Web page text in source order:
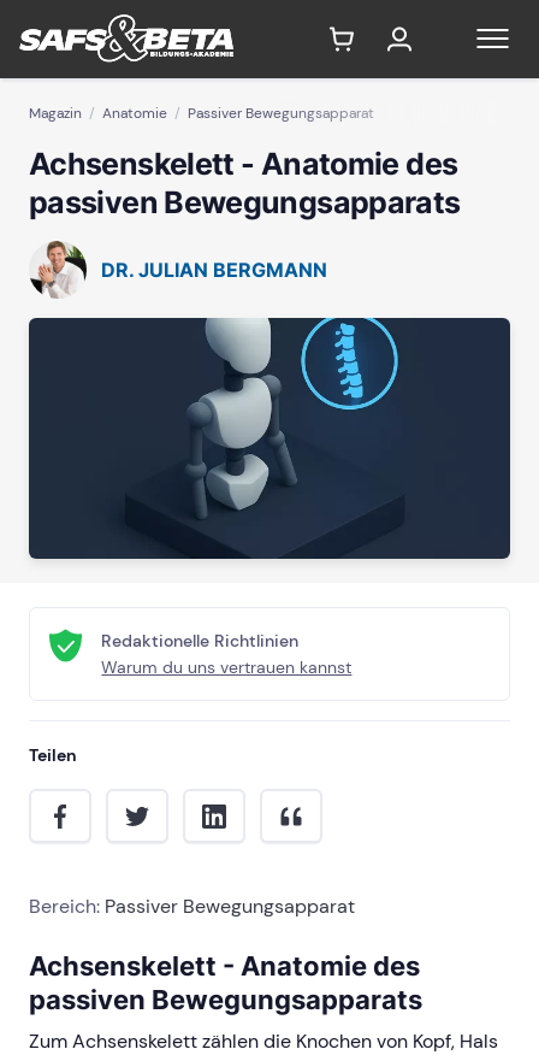
Magazin Anatomie Passiver Bewegungsapparat
Achsenskelett - Anatomie des
passiven Bewegungsapparats
DR. JULIAN BERGMANN
Redaktionelle Richtlinien
Warum du uns vertrauen kannst
Teilen
Bereich: Passiver Bewegungsapparat
Achsenskelett - Anatomie des
passiven Bewegungsapparats
Zum Achsenskelett zählen die Knochen von Kopf, Hals